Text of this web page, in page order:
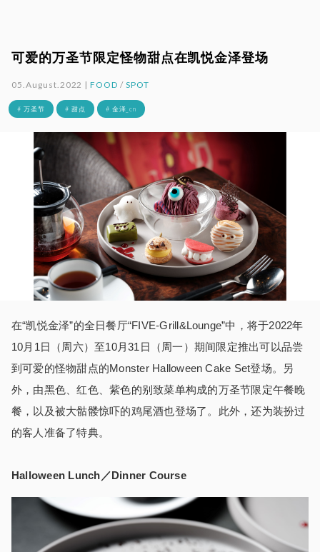
可爱的万圣节限定怪物甜点在凯悦金泽登场
05.August.2022 |FOOD /SPOT
# 万圣节 # 甜点 # 金泽_cn
在“凯悦金泽”的全日餐厅“FIVE-Grill&Lounge”中，将于2022年
10月 1日（周六）至10月31 日（周一）期间限定推出可以品尝
到可爱的怪物甜点的Monster Halloween Cake Set登场。另
外，由黑色、红色、紫色的别致菜单构成的万圣节限定午餐晚
餐，以及被大骷髅惊吓的鸡尾酒也登场了。此外，还为装扮过
的客人准备了特典。
Halloween Lunch／Dinner Course